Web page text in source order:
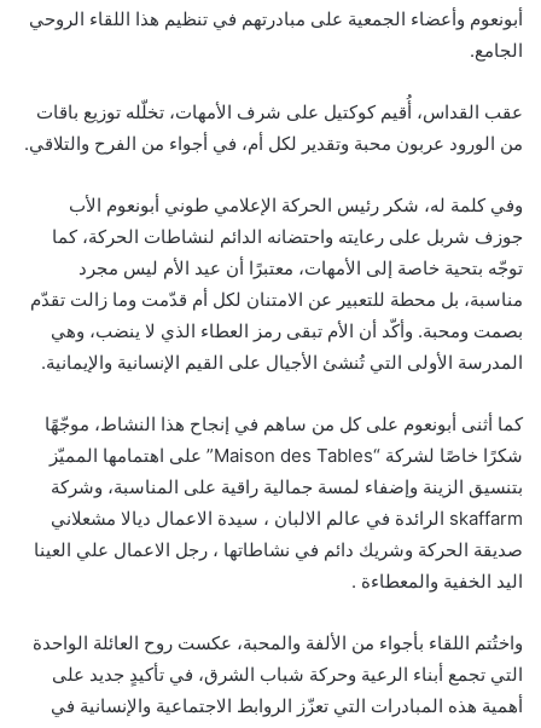
أبونعوم وأعضاء الجمعية على مبادرتهم في تنظيم هذا اللقاء الروحي
الجامع.
عقب القداس، أُقيم كوكتيل على شرف الأمهات، تخلّله توزيع باقات
من الورود عربون محبة وتقدير لكل أم، في أجواء من الفرح والتلاقي.
وفي كلمة له، شكر رئيس الحركة الإعلامي طوني أبونعوم الأب
جوزف شربل على رعايته واحتضانه الدائم لنشاطات الحركة، كما
توجّه بتحية خاصة إلى الأمهات، معتبرًا أن عيد الأم ليس مجرد
مناسبة، بل محطة للتعبير عن الامتنان لكل أم قدّمت وما زالت تقدّم
بصمت ومحبة. وأكّد أن الأم تبقى رمز العطاء الذي لا ينضب، وهي
المدرسة الأولى التي تُنشئ الأجيال على القيم الإنسانية والإيمانية.
كما أثنى أبونعوم على كل من ساهم في إنجاح هذا النشاط، موجّهًا
شكرًا خاصًا لشركة “Maison des Tables” على اهتمامها المميّز
بتنسيق الزينة وإضفاء لمسة جمالية راقية على المناسبة، وشركة
skaffarm الرائدة في عالم الالبان ، سيدة الاعمال ديالا مشعلاني
صديقة الحركة وشريك دائم في نشاطاتها ، رجل الاعمال علي العينا
اليد الخفية والمعطاءة .
واختُتم اللقاء بأجواء من الألفة والمحبة، عكست روح العائلة الواحدة
التي تجمع أبناء الرعية وحركة شباب الشرق، في تأكيدٍ جديد على
أهمية هذه المبادرات التي تعزّز الروابط الاجتماعية والإنسانية في